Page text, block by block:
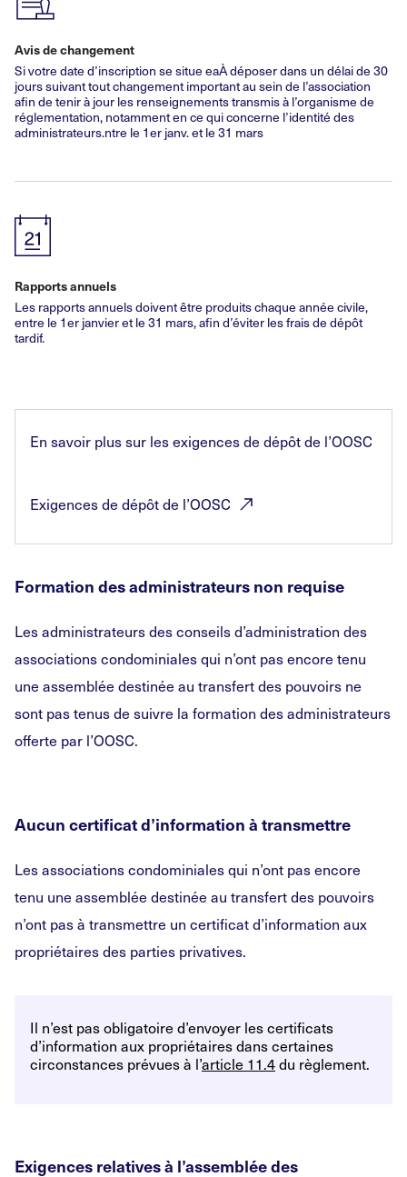
Avis de changement
Si votre date d’inscription se situe eaÀ déposer dans un délai de 30
jours suivant tout changement important au sein de l’association
afin de tenir à jour les renseignements transmis à l’organisme de
réglementation, notamment en ce qui concerne l’identité des
administrateurs.ntre le 1er janv. et le 31 mars
Rapports annuels
Les rapports annuels doivent être produits chaque année civile,
entre le 1er janvier et le 31 mars, afin d’éviter les frais de dépôt
tardif.
En savoir plus sur les exigences de dépôt de l’OOSC
Exigences de dépôt de l’OOSC
Formation des administrateurs non requise
Les administrateurs des conseils d’administration des
associations condominiales qui n’ont pas encore tenu
une assemblée destinée au transfert des pouvoirs ne
sont pas tenus de suivre la formation des administrateurs
offerte par l’OOSC.
Aucun certificat d’information à transmettre
Les associations condominiales qui n’ont pas encore
tenu une assemblée destinée au transfert des pouvoirs
n’ont pas à transmettre un certificat d’information aux
propriétaires des parties privatives.
Il n’est pas obligatoire d’envoyer les certificats
d’information aux propriétaires dans certaines
circonstances prévues à l’article 11.4du règlement.
Exigences relatives à l’assemblée des